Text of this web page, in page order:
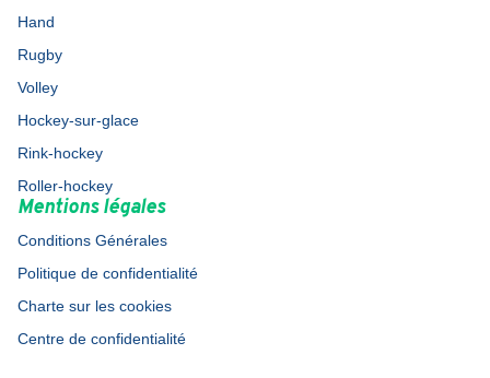
Hand
Rugby
Volley
Hockey-sur-glace
Rink-hockey
Roller-hockey
Mentions légales
Conditions Générales
Politique de confidentialité
Charte sur les cookies
Centre de confidentialité